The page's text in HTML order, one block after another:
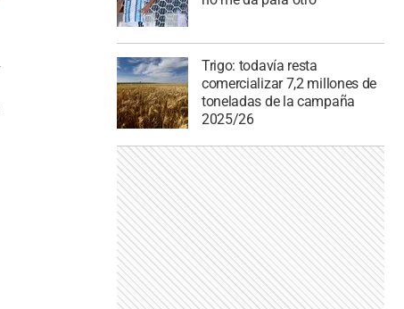
Trigo: todavía resta
comercializar 7,2 millones de
toneladas de la campaña
2025/26